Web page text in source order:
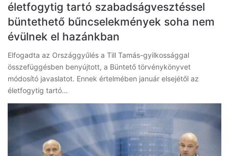
életfogytig tartó szabadságvesztéssel
büntethető bűncselekmények soha nem
évülnek el hazánkban
Elfogadta az Országgyűlés a Till Tamás-gyilkossággal
összefüggésben benyújtott, a Büntető törvénykönyvet
módosító javaslatot. Ennek értelmében január elsejétől az
életfogytig tartó…